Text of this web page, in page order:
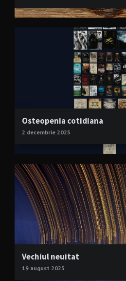
Osteopenia cotidiana
2 decembrie 2025
Vechiul neuitat
19 august 2025